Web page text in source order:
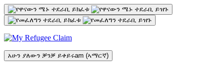
ወደ
ዋናው
ይዘት
መሽጋገር
አሁን ያለውን ቓንቓ ይቀይሩam (ኣማርኛ)